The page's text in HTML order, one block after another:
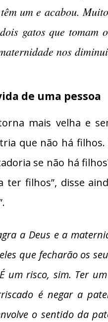
um e acabou.
gatos que tomam
nos
de uma pessoa
mais velha e
que não há
se não há
filhos”, disse
a Deus e a
que fecharão os
um risco, sim. Ter
é negar a
o sentido da